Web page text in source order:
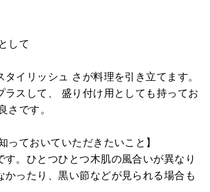
して
タイリッシュ さが料理を引き立てます。
ラスして、 盛り付け用としても持ってお
さです。
っておいていただきたいこと】
す。ひとつひとつ木肌の風合いが異なり
かったり、黒い節などが見られる場合も